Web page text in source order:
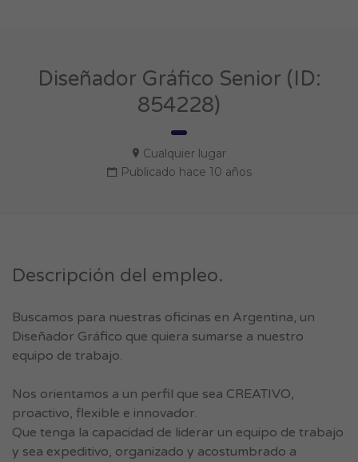
Diseñador Gráfico Senior (ID:
854228)
Cualquier lugar
Publicado hace 10 años
Descripción del empleo.
Buscamos para nuestras oficinas en Argentina, un
Diseñador Gráfico que quiera sumarse a nuestro
equipo de trabajo.
Nos orientamos a un perfil que sea CREATIVO,
proactivo, flexible e innovador.
Que tenga la capacidad de liderar un equipo de trabajo
y sea expeditivo, organizado y acostumbrado a